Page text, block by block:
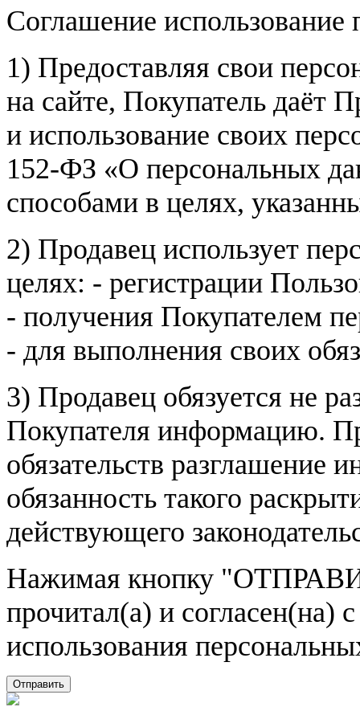
Соглашение
1) Предоставляя свои
на сайте, Покупатель даёт
и использование своих
152-ФЗ «О персональных
способами в целях,
2) Продавец использует
целях: - регистрации
- получения Покупателем
- для выполнения своих
3) Продавец обязуется не
Покупателя информацию.
обязательств разглашение
обязанность такого
действующего
Нажимая кнопку
прочитал(а) и согласен(на)
использования
Отправить